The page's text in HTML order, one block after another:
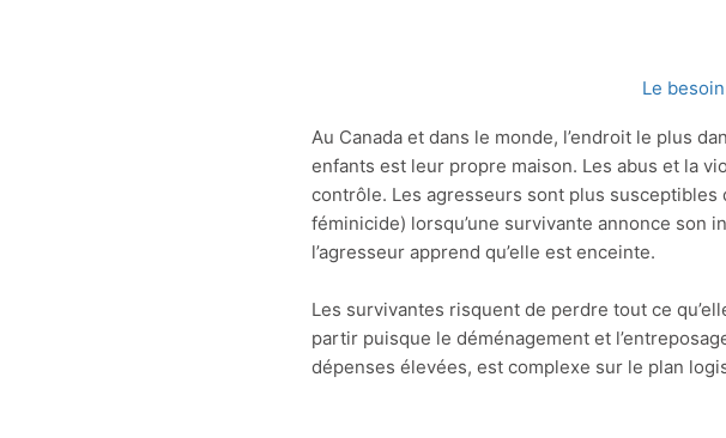
Le besoin
Au Canada et dans le monde, l’endroit le plus
enfants est leur propre maison. Les abus et la
contrôle. Les agresseurs sont plus susceptibles
féminicide) lorsqu’une survivante annonce son
l’agresseur apprend qu’elle est enceinte.
Les survivantes risquent de perdre tout ce
partir puisque le déménagement et
dépenses élevées, est complexe sur le plan